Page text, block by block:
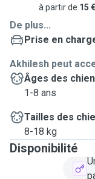
à partir de 15 €
De plus...
Prise en
Akhilesh peut
Âges des
1-8 ans
Tailles des
8-18 kg
Disponibilité